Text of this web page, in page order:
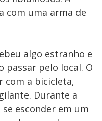
com uma arma de
algo estranho e
passar pelo local. O
com a bicicleta,
Durante a
esconder em um